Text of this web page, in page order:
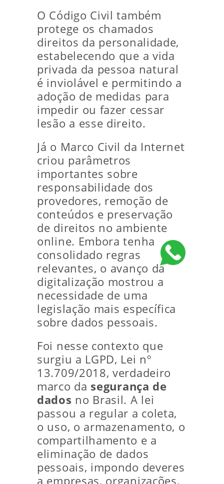
O Código Civil também
protege os chamados
direitos da personalidade,
estabelecendo que a vida
privada da pessoa natural
é inviolável e permitindo a
adoção de medidas para
impedir ou fazer cessar
lesão a esse direito.
Já o Marco Civil da Internet
criou parâmetros
importantes sobre
responsabilidade dos
provedores, remoção de
conteúdos e preservação
de direitos no ambiente
online. Embora tenha
consolidado regras
relevantes, o avanço da
digitalização mostrou a
necessidade de uma
legislação mais específica
sobre dados pessoais.
Foi nesse contexto que
surgiu a LGPD, Lei nº
13.709/2018, verdadeiro
marco da segurança de
dados no Brasil. A lei
passou a regular a coleta,
o uso, o armazenamento, o
compartilhamento e a
eliminação de dados
pessoais, impondo deveres
a empresas, organizações,